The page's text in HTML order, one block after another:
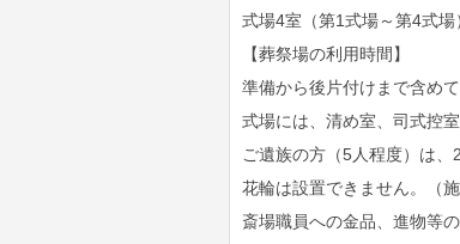
式場4室（第1式場～第4式
【葬祭場の利用時間】
準備から後片付けまで含め
式場には、清め室、司式控
ご遺族の方（5人程度）は、
花輪は設置できません。（
斎場職員への金品、進物等